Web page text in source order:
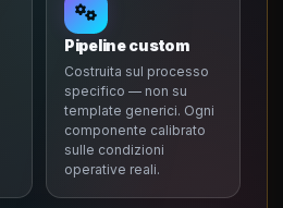
Pipeline custom
Costruita sul processo
specifico — non su
template generici. Ogni
componente calibrato
sulle condizioni
operative reali.